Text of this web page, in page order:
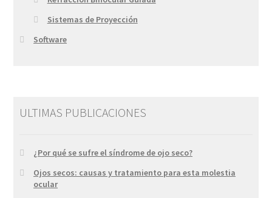
Sistemas de Proyección
Software
ULTIMAS PUBLICACIONES
¿Por qué se sufre el síndrome de ojo seco?
Ojos secos: causas y tratamiento para esta molestia
ocular